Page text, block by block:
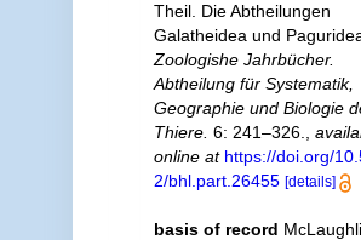
Theil. Die Abtheilungen
Galatheidea und
Zoologishe Jahrbücher.
Abtheilung für Systematik,
Geographie und Biologie
Thiere. 6: 241–326.
online at https://doi.org/
2/bhl.part.26455 [details]
basis of record